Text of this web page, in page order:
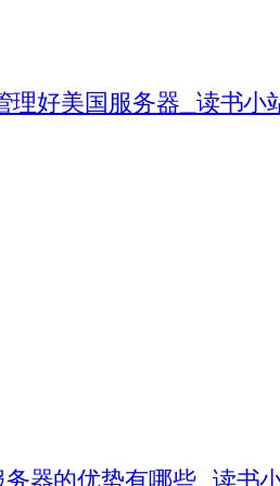
理好美国服务器_读书小
器的优势有哪些_读书